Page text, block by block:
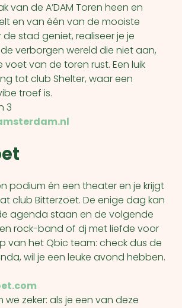
van de A’DAM Toren heen en
en van één van de mooiste
stad geniet, realiseer je je
verborgen wereld die niet aan,
van de toren rust. Een luik
tot club Shelter, waar een
troef is.
3
podium én een theater en je krijgt
club Bitterzoet. De enige dag kan
agenda staan en de volgende
rock-band of dj met liefde voor
van het Qbic team: check dus de
wil je een leuke avond hebben.
we zeker: als je een van deze